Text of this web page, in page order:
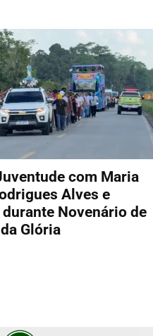
com Maria
Alves e
Novenário de
Glória